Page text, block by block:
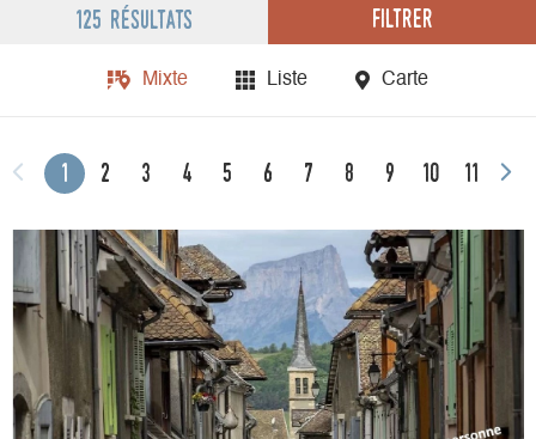
125 résultats Filtrer
Mixte Liste Carte
1 2 3 4 5 6 7 8 9 10 11